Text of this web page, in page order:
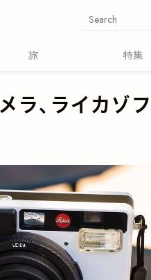
ラ、ライカゾフ